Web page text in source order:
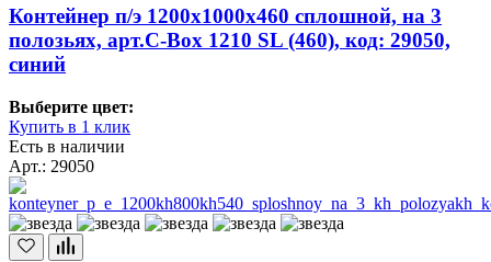
Контейнер п/э 1200х1000х460 сплошной, на 3
полозьях, арт.C-Box 1210 SL (460), код: 29050,
синий
Выберите цвет:
Купить в 1 клик
Есть в наличии
Арт.: 29050